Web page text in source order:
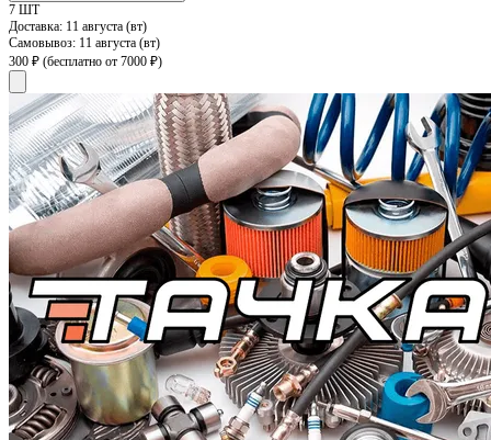
7 ШТ
Доставка: 11 августа (вт)
Самовывоз: 11 августа (вт)
300 ₽ (бесплатно от 7000 ₽)